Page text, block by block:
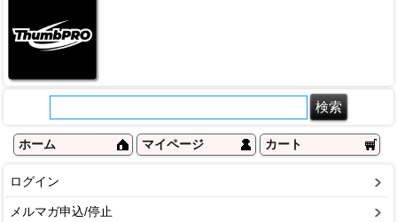
ホーム マイページ カート
ログイン
メルマガ申込/停止